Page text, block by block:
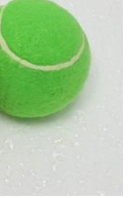
pueden
elegir
en
de
producto